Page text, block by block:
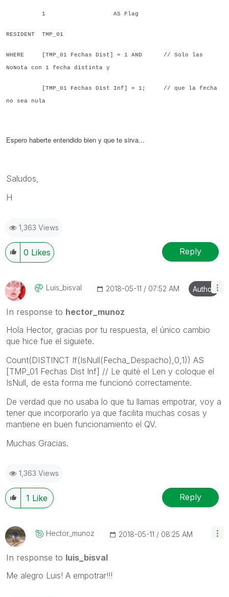
1 AS Flag
RESIDENT TMP_01
WHERE [TMP_01 Fechas Dist] = 1 AND // Solo las
NoNota con 1 fecha distinta y
[TMP_01 Fechas Dist Inf] = 1; // que la fecha
no sea nula
Espero haberte entendido bien y que te sirva...
Saludos,
H
1,363 Views
0 Likes Reply
Luis_bisval ‎2018-05-11 07:52 AM Author
In response to hector_munoz
Hola Hector, gracias por tu respuesta, el único cambio
que hice fue el siguiete.
Count(DISTINCT If(IsNull(Fecha_Despacho),0,1)) AS
[TMP_01 Fechas Dist Inf] // Le quité el Len y coloque el
IsNull, de esta forma me funcionó correctamente.
De verdad que no usaba lo que tu llamas empotrar, voy a
tener que incorporarlo ya que facilita muchas cosas y
mantiene en buen funcionamiento el QV.
Muchas Gracias.
1,363 Views
1 Like Reply
Hector_munoz ‎2018-05-11 08:25 AM
In response to luis_bisval
Me alegro Luis! A empotrar!!!